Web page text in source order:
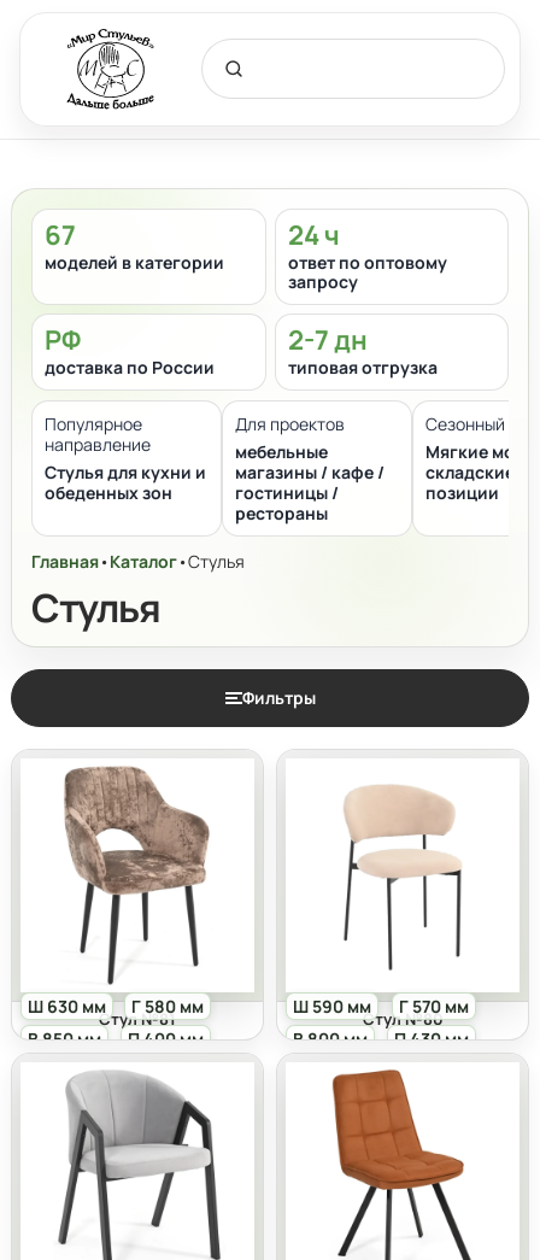
Главная•Каталог•Стулья
Стулья
67
моделей в категории
24 ч
ответ по оптовому
запросу
РФ
доставка по России
2-7 дн
типовая отгрузка
Популярное
направление
Стулья для кухни и
обеденных зон
Для проектов
мебельные
магазины / кафе /
гостиницы /
рестораны
Сезонный
Мягкие
складские
позиции
Фильтры
Ш 630 мм
Г 580 мм
В 850 мм
П 400 мм
Стул №81
Ш 590 мм
Г 570 мм
В 800 мм
П 430 мм
Стул №80